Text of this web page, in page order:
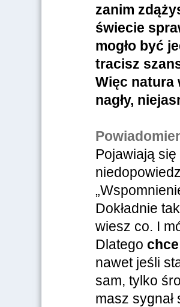
zanim
świecie
mogło być
tracisz
Więc natura
nagły,
Pojawiają
Dokładnie
wiesz co. I
Dlatego
nawet jeśli
sam, tylko
masz